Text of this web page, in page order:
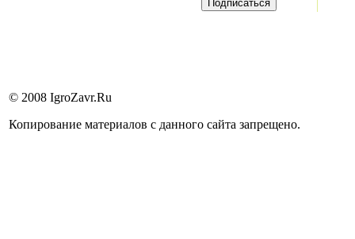
© 2008 IgroZavr.Ru
Копирование материалов с данного сайта запрещено.